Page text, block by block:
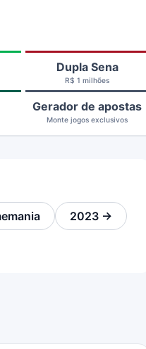
Dupla Sena
R$ 1 milhões
Gerador de apostas
Monte jogos exclusivos
2023 →